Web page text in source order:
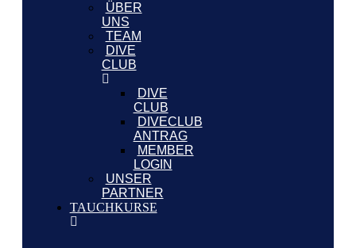
ÜBER
UNS
TEAM
DIVE
CLUB
DIVE
CLUB
DIVECLUB
ANTRAG
MEMBER
LOGIN
UNSER
PARTNER
TAUCHKURSE